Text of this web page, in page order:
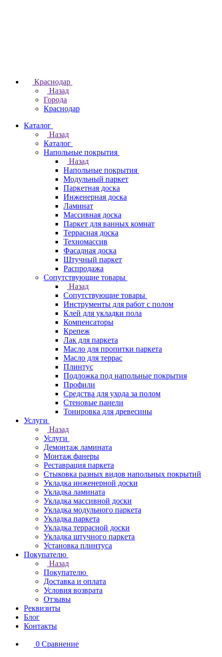
Краснодар
Назад
Города
Краснодар
Каталог
Назад
Каталог
Напольные покрытия
Назад
Напольные покрытия
Модульный паркет
Паркетная доска
Инженерная доска
Ламинат
Массивная доска
Паркет для ванных комнат
Террасная доска
Техномассив
Фасадная доска
Штучный паркет
Распродажа
Сопутствующие товары
Назад
Сопутствующие товары
Инструменты для работ с полом
Клей для укладки пола
Компенсаторы
Крепеж
Лак для паркета
Масло для пропитки паркета
Масло для террас
Плинтус
Подложка под напольные покрытия
Профили
Средства для ухода за полом
Стеновые панели
Тонировка для древесины
Услуги
Назад
Услуги
Демонтаж ламината
Монтаж фанеры
Реставрация паркета
Стыковка разных видов напольных покрытий
Укладка инженерной доски
Укладка ламината
Укладка массивной доски
Укладка модульного паркета
Укладка паркета
Укладка террасной доски
Укладка штучного паркета
Установка плинтуса
Покупателю
Назад
Покупателю
Доставка и оплата
Условия возврата
Отзывы
Реквизиты
Блог
Контакты
0 Сравнение